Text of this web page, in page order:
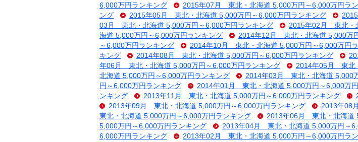
6,000万円ランキング
2015年07月 東北・北海道 5,000万円～6,000万円ラ
ング
2015年05月 東北・北海道 5,000万円～6,000万円ランキング
03月 東北・北海道 5,000万円～6,000万円ランキング
2015年02月 東北・
海道 5,000万円～6,000万円ランキング
2014年12月 東北・北海道 5,000万
～6,000万円ランキング
2014年10月 東北・北海道 5,000万円～6,000万円
キング
2014年08月 東北・北海道 5,000万円～6,000万円ランキング
年06月 東北・北海道 5,000万円～6,000万円ランキング
2014年05月 東北
北海道 5,000万円～6,000万円ランキング
2014年03月 東北・北海道 5,000
円～6,000万円ランキング
2014年01月 東北・北海道 5,000万円～6,000万
ンキング
2013年11月 東北・北海道 5,000万円～6,000万円ランキング
2013年09月 東北・北海道 5,000万円～6,000万円ランキング
2013年08
東北・北海道 5,000万円～6,000万円ランキング
2013年06月 東北・北海道
5,000万円～6,000万円ランキング
2013年04月 東北・北海道 5,000万円～
6,000万円ランキング
2013年02月 東北・北海道 5,000万円～6,000万円ラ